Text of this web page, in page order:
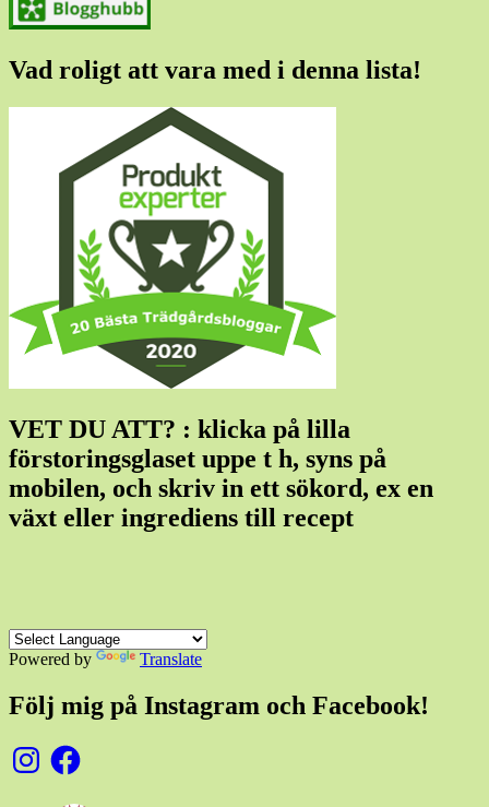
Vad roligt att vara med i denna lista!
VET DU ATT? : klicka på lilla
förstoringsglaset uppe t h, syns på
mobilen, och skriv in ett sökord, ex en
växt eller ingrediens till recept
Powered by Translate
Följ mig på Instagram och Facebook!
InstagramFacebook